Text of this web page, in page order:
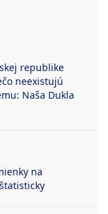
republike
neexistujú
Naša Dukla
na